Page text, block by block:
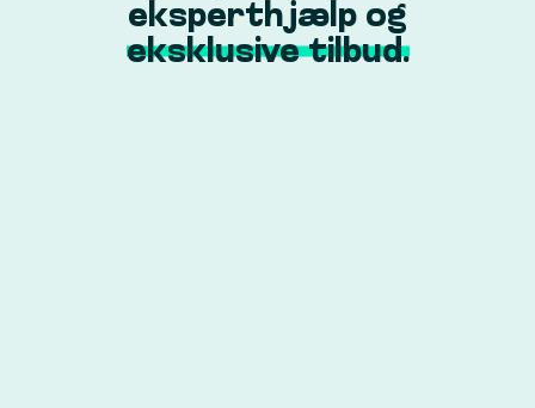
eksperthjælp og
eksklusive tilbud.